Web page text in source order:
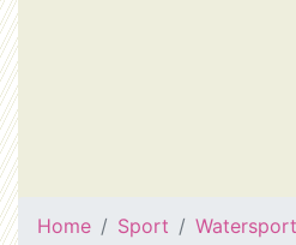
Home Sport